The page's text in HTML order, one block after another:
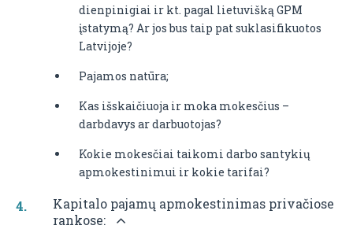
dienpinigiai ir kt. pagal lietuvišką GPM
įstatymą? Ar jos bus taip pat suklasifikuotos
Latvijoje?
Pajamos natūra;
Kas išskaičiuoja ir moka mokesčius –
darbdavys ar darbuotojas?
Kokie mokesčiai taikomi darbo santykių
apmokestinimui ir kokie tarifai?
Kapitalo pajamų apmokestinimas privačiose
rankose: